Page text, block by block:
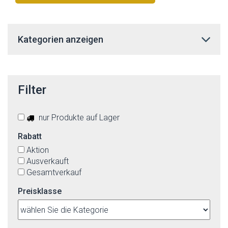
Kategorien anzeigen
Filter
nur Produkte auf Lager
Rabatt
Aktion
Ausverkauft
Gesamtverkauf
Preisklasse